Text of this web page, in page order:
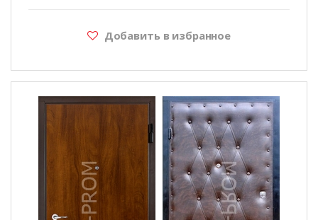
Добавить в избранное